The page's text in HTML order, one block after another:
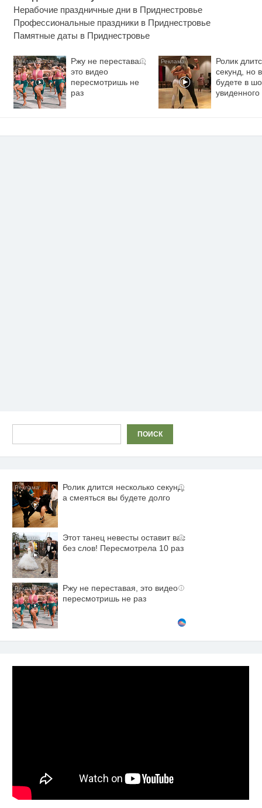
Нерабочие праздничные дни в Приднестровье
Профессиональные праздники в Приднестровье
Памятные даты в Приднестровье
i
Ржу не переставая,
это видео
пересмотришь не
раз
Ролик
секунд, но
будете в
увиденного
ПОИСК
i
Ролик длится несколько секунд,
а смеяться вы будете долго
i
Этот танец невесты оставит вас
без слов! Пересмотрела 10 раз
i
Ржу не переставая, это видео
пересмотришь не раз